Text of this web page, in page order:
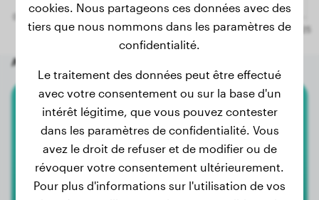
Autres chiens aléatoires
Vizsla Hongrois
Paula
cookies. Nous partageons ces données avec des
tiers que nous nommons dans les paramètres de
confidentialité.
Le traitement des données peut être effectué
avec votre consentement ou sur la base d'un
intérêt légitime, que vous pouvez contester
dans les paramètres de confidentialité. Vous
avez le droit de refuser et de modifier ou de
révoquer votre consentement ultérieurement.
Pour plus d'informations sur l'utilisation de vos